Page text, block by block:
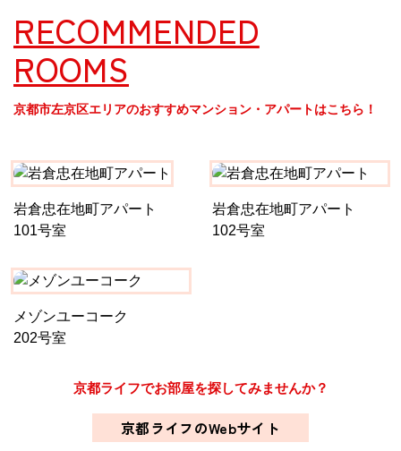
RECOMMENDED
ROOMS
京都市左京区エリアのおすすめマンション・アパートはこちら！
岩倉忠在地町アパート
101号室
岩倉忠在地町アパート
102号室
メゾンユーコーク
202号室
京都ライフでお部屋を探してみませんか？
京都ライフのWebサイト